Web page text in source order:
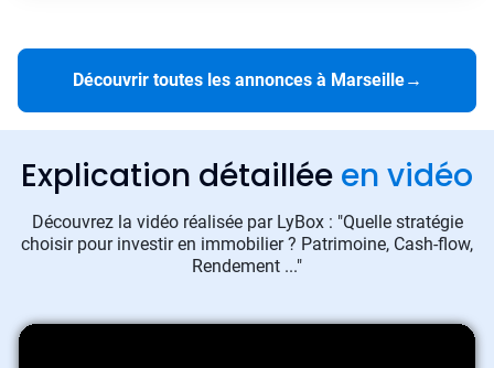
Découvrir toutes les annonces à Marseille→
Explication détaillée en vidéo
Découvrez la vidéo réalisée par LyBox : "Quelle stratégie
choisir pour investir en immobilier ? Patrimoine, Cash-flow,
Rendement ..."